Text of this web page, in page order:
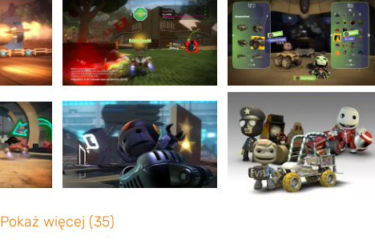
Pokaż więcej (35)